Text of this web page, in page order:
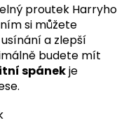
proutek Harryho
si můžete
a zlepší
budete mít
spánekje